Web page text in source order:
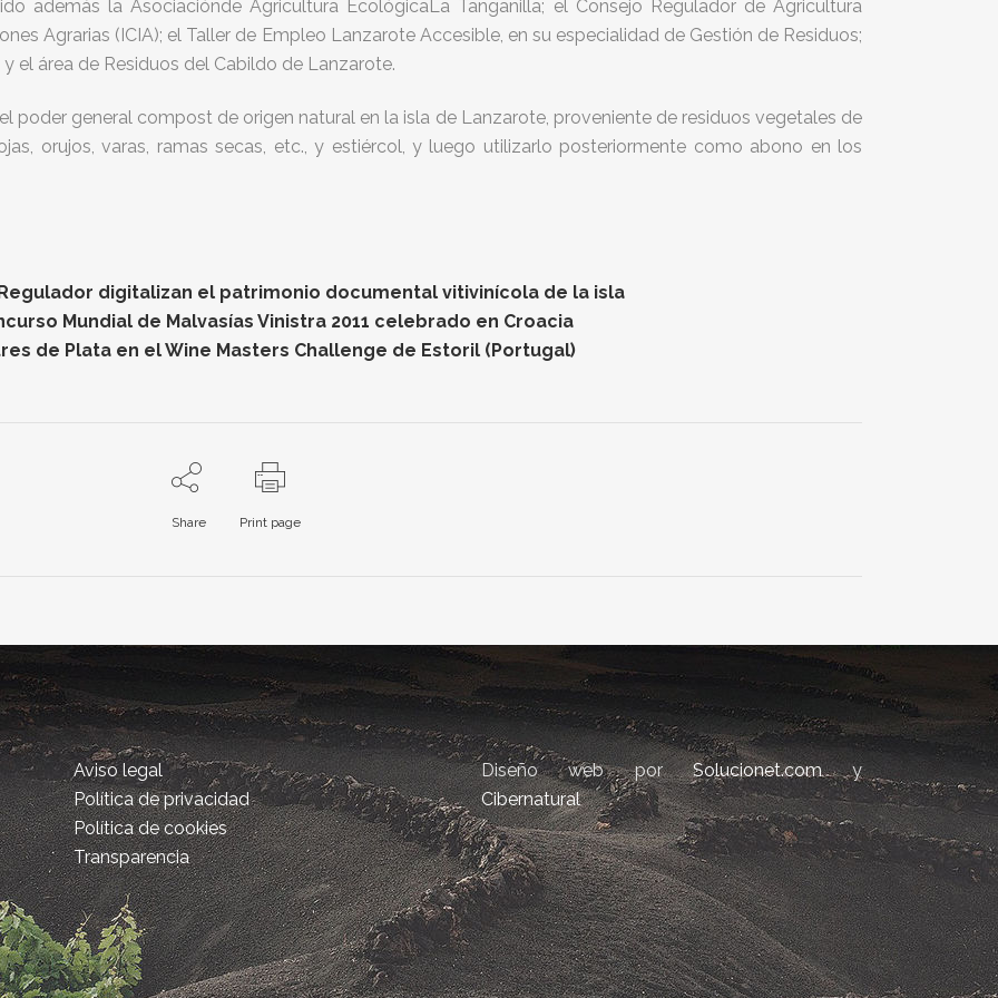
además la Asociaciónde Agricultura EcológicaLa Tanganilla; el Consejo Regulador de Agricultura
Agrarias (ICIA); el Taller de Empleo Lanzarote Accesible, en su especialidad de Gestión de Residuos;
el área de Residuos del Cabildo de Lanzarote.
poder general compost de origen natural en la isla de Lanzarote, proveniente de residuos vegetales de
orujos, varas, ramas secas, etc., y estiércol, y luego utilizarlo posteriormente como abono en los
digitalizan el patrimonio documental vitivinícola de la isla
Mundial de Malvasías Vinistra 2011 celebrado en Croacia
de Plata en el Wine Masters Challenge de Estoril (Portugal)
Share Print page
Aviso legal
Política de privacidad
Política de cookies
Transparencia
Diseño web porSolucionet.comy
Cibernatural